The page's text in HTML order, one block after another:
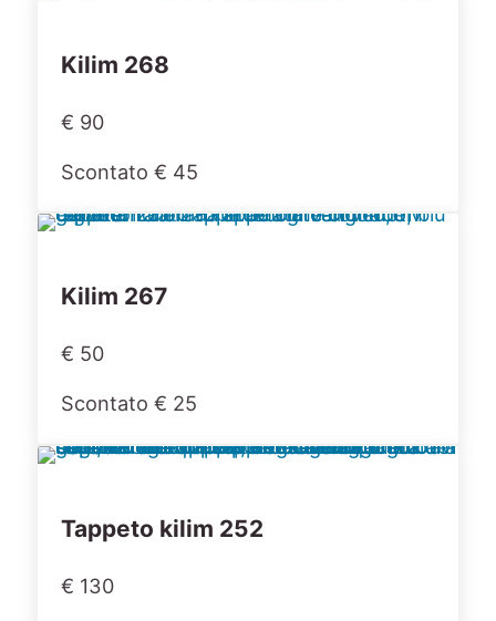
Kilim 268
€ 90
Scontato € 45
Kilim 267
€ 50
Scontato € 25
Tappeto kilim 252
€ 130